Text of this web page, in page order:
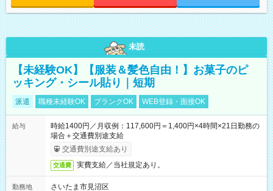
未読
【未経験OK】【服装＆髪色自由！】お菓子のピ
ッキング・シール貼り｜短期
派遣 職種未経験OK ブランクOK WEB登録・面接OK
給与
時給1400円／月収例：117,600円＝1,400円×4時間×21日勤務の
場合＋交通費別途支給
交通費別途支給あり
交通費 実費支給／当社規定あり。
勤務地
さいたま市見沼区